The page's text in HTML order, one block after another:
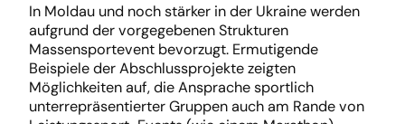
In Moldau und noch stärker in der Ukraine werden
aufgrund der vorgegebenen Strukturen
Massensportevent bevorzugt. Ermutigende
Beispiele der Abschlussprojekte zeigten
Möglichkeiten auf, die Ansprache sportlich
unterrepräsentierter Gruppen auch am Rande von